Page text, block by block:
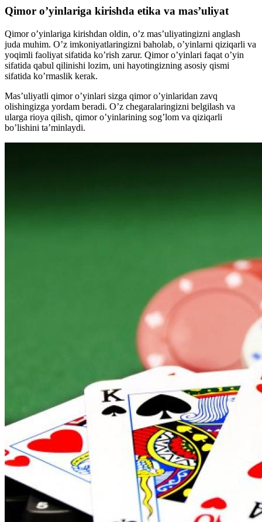
Qimor o’yinlariga kirishda etika va mas’uliyat
Qimor o’yinlariga kirishdan oldin, o’z mas’uliyatingizni anglash
juda muhim. O’z imkoniyatlaringizni baholab, o’yinlarni qiziqarli va
yoqimli faoliyat sifatida ko’rish zarur. Qimor o’yinlari faqat o’yin
sifatida qabul qilinishi lozim, uni hayotingizning asosiy qismi
sifatida ko’rmaslik kerak.
Mas’uliyatli qimor o’yinlari sizga qimor o’yinlaridan zavq
olishingizga yordam beradi. O’z chegaralaringizni belgilash va
ularga rioya qilish, qimor o’yinlarining sog’lom va qiziqarli
bo’lishini ta’minlaydi.